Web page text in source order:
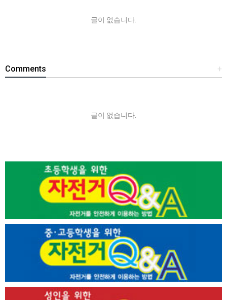
글이 없습니다.
+
Comments
글이 없습니다.